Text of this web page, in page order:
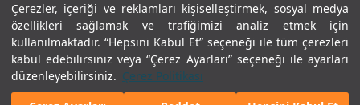
Çerezler, içeriği ve reklamları kişiselleştirmek, sosyal medya
özellikleri sağlamak ve trafiğimizi analiz etmek için
kullanılmaktadır. “Hepsini Kabul Et” seçeneği ile tüm çerezleri
kabul edebilirsiniz veya “Çerez Ayarları” seçeneği ile ayarları
düzenleyebilirsiniz. Çerez Politikası